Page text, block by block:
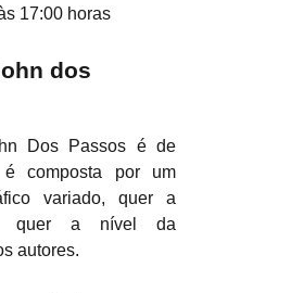
17:00 horas
dos
Dos Passos é de
composta por um
variado, quer a
quer a nível da
autores.